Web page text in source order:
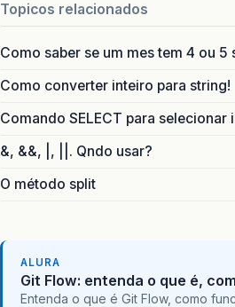
Topicos relacionados
Como saber se um mes tem 4 ou 5
Como converter inteiro para string!
Comando SELECT para selecionar
&, &&, |, ||. Qndo usar?
O método split
ALURA
Git Flow: entenda o que é,
Entenda o que é Git Flow, como